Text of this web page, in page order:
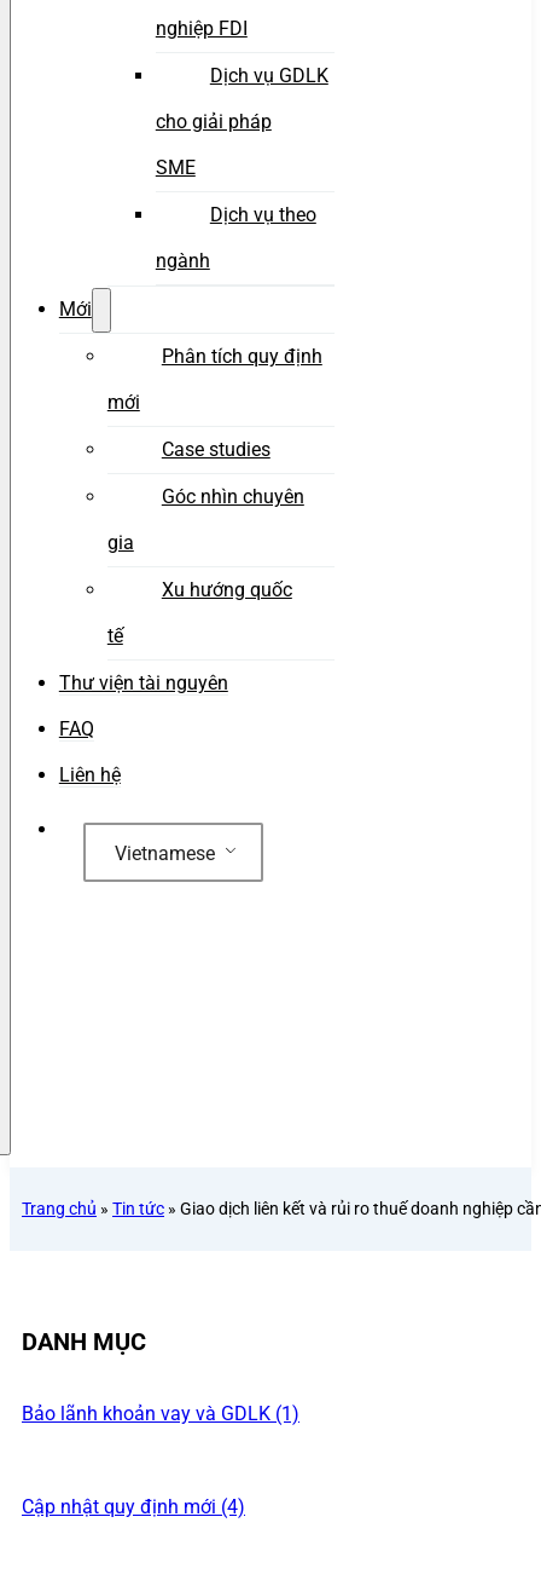
nghiệp FDI
Dịch vụ GDLK
cho giải pháp
SME
Dịch vụ theo
ngành
Mới
Phân tích quy định
mới
Case studies
Góc nhìn chuyên
gia
Xu hướng quốc
tế
Thư viện tài nguyên
FAQ
Liên hệ
Vietnamese
Trang chủ » Tin tức » Giao dịch liên kết và rủi ro thuế doanh nghiệp
DANH MỤC
Bảo lãnh khoản vay và GDLK (1)
Cập nhật quy định mới (4)